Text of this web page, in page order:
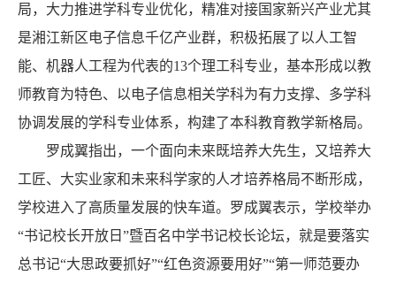
局，大力推进学科专业优化，精准对接国家新兴产业尤其
是湘江新区电子信息千亿产业群，积极拓展了以人工智
能、机器人工程为代表的13个理工科专业，基本形成以教
师教育为特色、以电子信息相关学科为有力支撑、多学科
协调发展的学科专业体系，构建了本科教育教学新格局。
罗成翼指出，一个面向未来既培养大先生，又培养大
工匠、大实业家和未来科学家的人才培养格局不断形成，
学校进入了高质量发展的快车道。罗成翼表示，学校举办
“书记校长开放日”暨百名中学书记校长论坛，就是要落实
总书记“大思政要抓好”“红色资源要用好”“第一师范要办